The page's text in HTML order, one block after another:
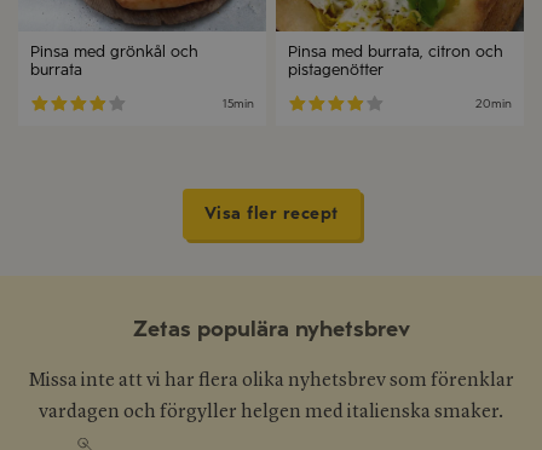
Pinsa med grönkål och
burrata
15min
Pinsa med burrata, citron och
pistagenötter
20min
Visa fler recept
Zetas populära nyhetsbrev
Missa inte att vi har flera olika nyhetsbrev som förenklar
vardagen och förgyller helgen med italienska smaker.